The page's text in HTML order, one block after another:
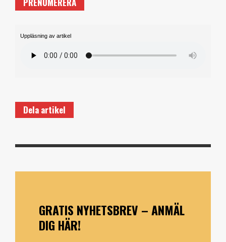
Uppläsning av artikel
Dela artikel
GRATIS NYHETSBREV – ANMÄL
DIG HÄR!